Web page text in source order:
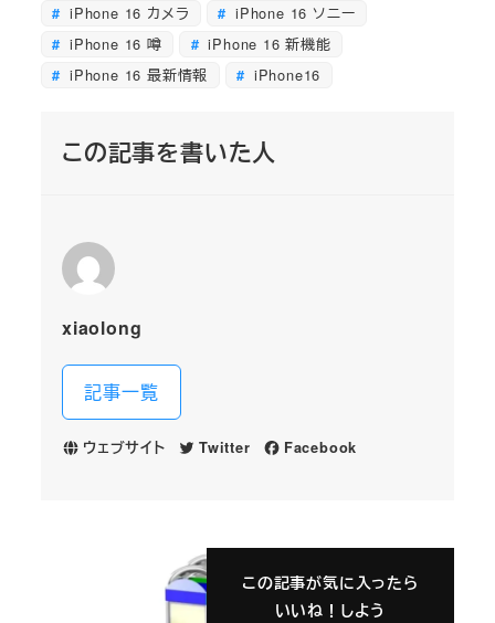
iPhone 16 カメラ
iPhone 16 ソニー
iPhone 16 噂
iPhone 16 新機能
iPhone 16 最新情報
iPhone16
この記事を書いた人
xiaolong
記事一覧
ウェブサイト Twitter Facebook
この記事が気に入ったら
いいね！しよう